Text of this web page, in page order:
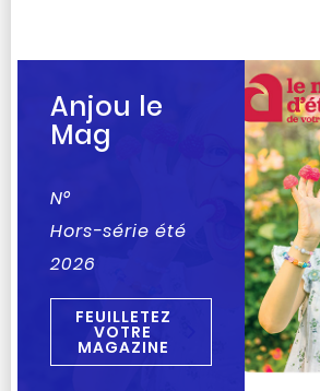
Anjou le
Mag
N°
Hors-série été
2026
FEUILLETEZ
VOTRE
MAGAZINE